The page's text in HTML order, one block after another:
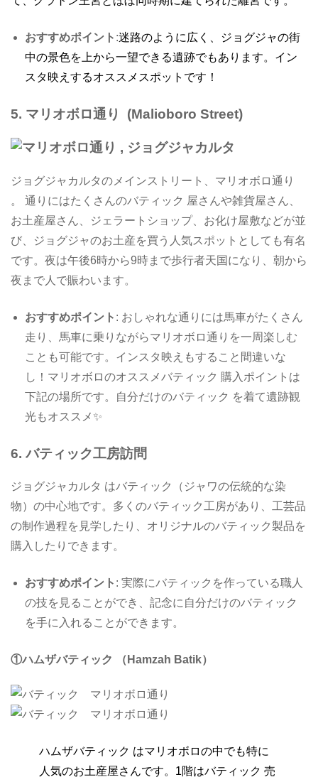
おすすめポイント :迷路のように広く、ジョグジャの街
中の景色を上から一望できる遺跡でもあります。イン
スタ映えするオススメスポットです！
5. マリオボロ通り (Malioboro Street)
ジョグジャカルタのメインストリート、マリオボロ通り
。 通りにはたくさんのバティック 屋さんや雑貨屋さん、
お土産屋さん、ジェラートショップ、お化け屋敷などが並
び、ジョグジャのお土産を買う人気スポットとしても有名
です。夜は午後6時から9時まで歩行者天国になり、朝から
夜まで人で賑わいます。
おすすめポイント : おしゃれな通りには馬車がたくさん
走り、馬車に乗りながらマリオボロ通りを一周楽しむ
ことも可能です。インスタ映えもすること間違いな
し！マリオボロのオススメバティック 購入ポイントは
下記の場所です。自分だけのバティック を着て遺跡観
光もオススメ✨
6.バティック工房訪問
ジョグジャカルタ はバティック（ジャワの伝統的な染
物）の中心地です。多くのバティック工房があり、工芸品
の制作過程を見学したり、オリジナルのバティック製品を
購入したりできます。
おすすめポイント : 実際にバティックを作っている職人
の技を見ることができ、記念に自分だけのバティック
を手に入れることができます。
①ハムザバティック （Hamzah Batik）
ハムザバティック はマリオボロの中でも特に
人気のお土産屋さんです。1階はバティック 売